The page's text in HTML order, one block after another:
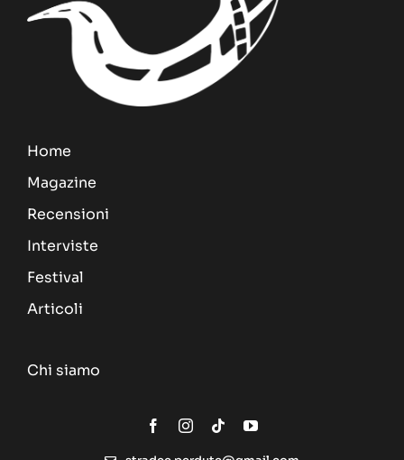
Home
Magazine
Recensioni
Interviste
Festival
Articoli
Chi siamo